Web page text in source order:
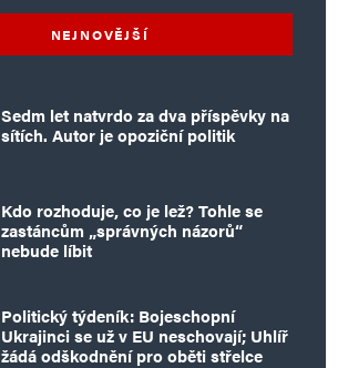
NEJNOVĚJŠÍ
Sedm let natvrdo za dva příspěvky na
sítích. Autor je opoziční politik
Kdo rozhoduje, co je lež? Tohle se
zastáncům „správných názorů“
nebude líbit
Politický týdeník: Bojeschopní
Ukrajinci se už v EU neschovají; Uhlíř
žádá odškodnění pro oběti střelce